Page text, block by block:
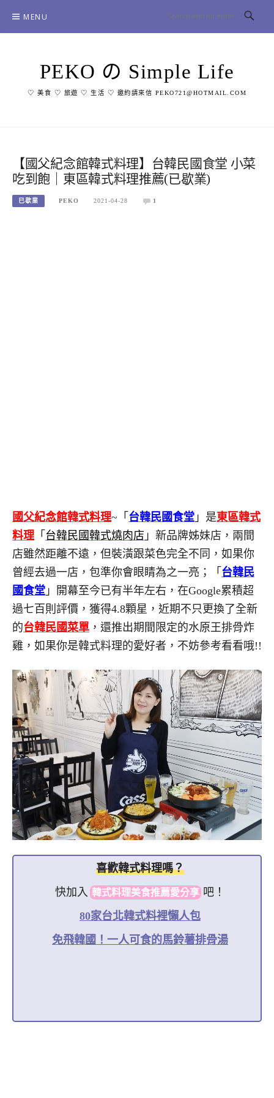
content
MENU
PEKO の Simple Life
♡ 美食 ♡ 旅遊 ♡ 生活 ♡ 邀約請來信 PEKO721@HOTMAIL.COM
【國父紀念館韓式料理】台韓民國食堂 小菜
吃到飽｜東區韓式料理推薦(已歇業)
已歇業 PEKO 2021-04-28 1
國父紀念館韓式料理~「 台韓民國食堂 」是東區韓式
料理「 台韓民國韓式燒肉店 」新品牌姊妹店，兩間
店雖然距離不遠，但裝潢跟菜色完全不同，如果你
曾經去過一店，包準你會眼睛為之一亮；「 台韓民
國食堂 」開幕至今已有半年左右，在Google累積超
過七百則評價，獲得4.8顆星，近期不只更換了全新
的台韓民國菜單 ，還推出期間限定的水原王排骨炸
雞，如果你是韓式料理的愛好者，不妨參考看看哦!!
喜歡韓式料理嗎？
快加入 韓式料理美食推薦愛分享 吧！
80家台北韓式料裡懶人包
免飛韓國！一人可食的馬鈴薯排骨湯